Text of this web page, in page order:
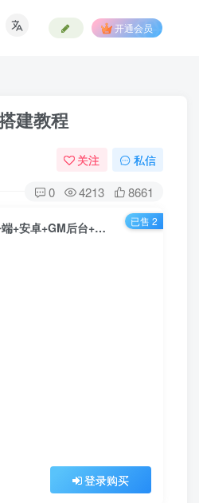
开通会员
建教程
关注 私信
0 4213 8661
MT3换皮MH【逆风西游3尊享挂机版】最新整理单机一键即玩镜像端+Linux手工服务端+安卓+GM后台+详细搭建教程
登录购买
已售 2